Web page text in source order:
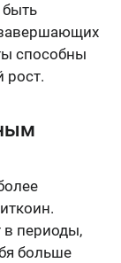
способны
рост.
в периоды,
больше